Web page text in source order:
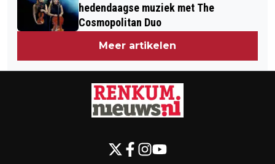
hedendaagse muziek met The
Cosmopolitan Duo
Meer artikelen